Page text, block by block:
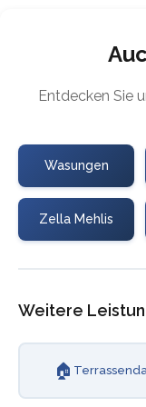
Entdecken Sie
Wasungen
Zella Mehlis
Weitere
🏠